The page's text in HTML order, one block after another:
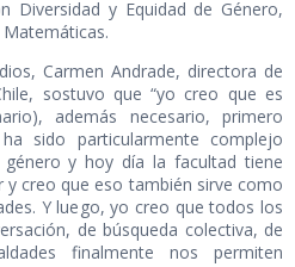
Diversidad y Equidad de Género,
Matemáticas.
Carmen Andrade, directora de
sostuvo que “yo creo que es
además necesario, primero
sido particularmente complejo
y hoy día la facultad tiene
creo que eso también sirve como
Y luego, yo creo que todos los
de búsqueda colectiva, de
finalmente nos permiten